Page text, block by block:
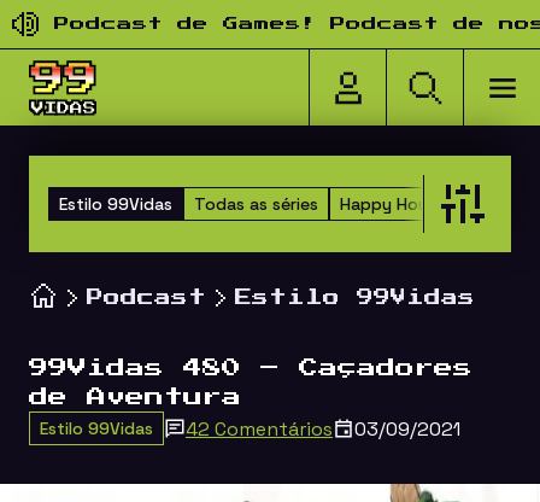
Pular para o conteúdode Games! Podcast de
Todas as séries Happy Hour dos Amigos
Estilo 99Vidas
Podcast Estilo 99Vidas
99Vidas 480 – Caçadores
de Aventura
Estilo 99Vidas 42 Comentários 03/09/2021